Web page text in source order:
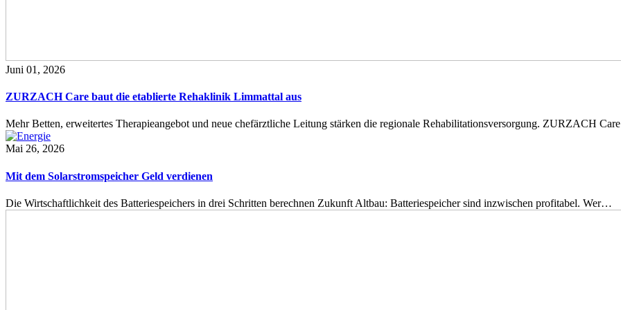
Juni 01, 2026
ZURZACH Care baut die etablierte Rehaklinik Limmattal aus
Mehr Betten, erweitertes Therapieangebot und neue chefärztliche Leitung stärken die regionale Rehabilitationsversorgung. ZURZACH
Mai 26, 2026
Mit dem Solarstromspeicher Geld verdienen
Die Wirtschaftlichkeit des Batteriespeichers in drei Schritten berechnen Zukunft Altbau: Batteriespeicher sind inzwischen profitabel. Wer…